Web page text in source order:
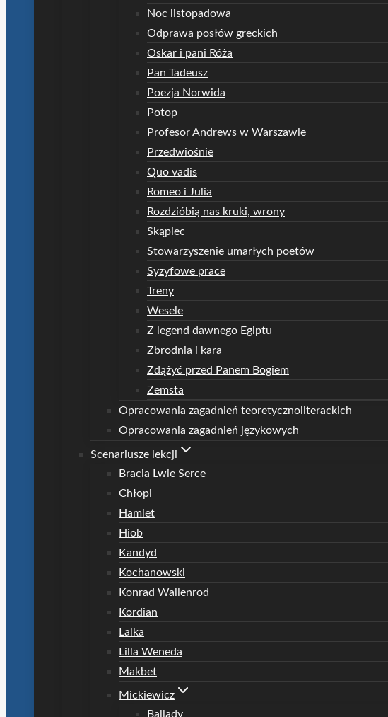
Noc listopadowa
Odprawa posłów greckich
Oskar i pani Róża
Pan Tadeusz
Poezja Norwida
Potop
Profesor Andrews w Warszawie
Przedwiośnie
Quo vadis
Romeo i Julia
Rozdzióbią nas kruki, wrony
Skąpiec
Stowarzyszenie umarłych poetów
Syzyfowe prace
Treny
Wesele
Z legend dawnego Egiptu
Zbrodnia i kara
Zdążyć przed Panem Bogiem
Zemsta
Opracowania zagadnień teoretycznoliterackich
Opracowania zagadnień językowych
Scenariusze lekcji
Bracia Lwie Serce
Chłopi
Hamlet
Hiob
Kandyd
Kochanowski
Konrad Wallenrod
Kordian
Lalka
Lilla Weneda
Makbet
Mickiewicz
Ballady